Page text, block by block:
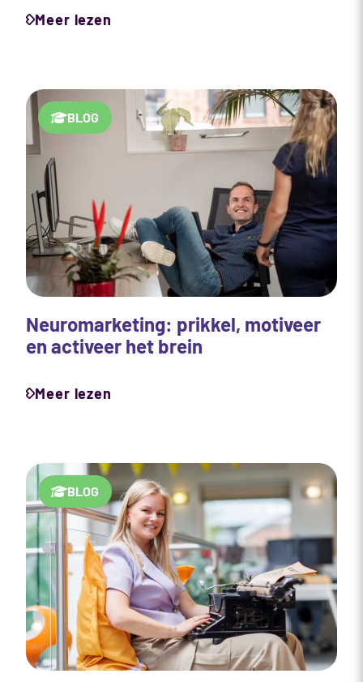
Meer lezen
BLOG
Neuromarketing: prikkel, motiveer
en activeer het brein
Meer lezen
BLOG